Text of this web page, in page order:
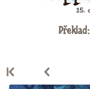
Překlad: